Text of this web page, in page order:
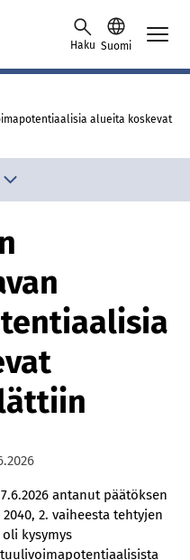
Haku Suomi
alueita koskevat
antanut päätöksen
2. vaiheesta tehtyjen
kysymys